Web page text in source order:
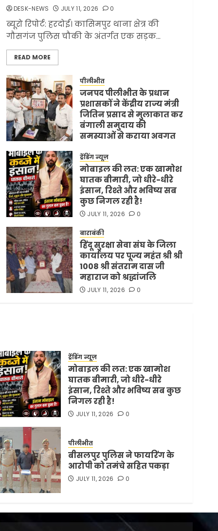
JUNE 1, 2026
3
लेख
वेतन, फिर जनता से अभद्र
व्यवहार क्यों?
JUNE 1, 2026 0
4
ट्रेंडिंग न्यूज़ विदेश
अमेरिका ने फिर से ईरान को
युद्ध समाप्त करने के लिए
भेजी अपनी 5 शर्तें
MAY 18, 2026 0
5
टॉप न्यूज़ ट्रेंडिंग न्यूज़
भारत-अमेरिका व्यापार
FEBRUARY 3, 2026
DESK-NEWS JULY 11, 2026 0
ब्यूरो रिपोर्ट: हरदोई। कासिमपुर थाना क्षेत्र की
गौसगंज पुलिस चौकी के अंतर्गत एक सड़क...
READ MORE
पीलीभीत
जनपद पीलीभीत के प्रधान
प्रशासकों ने केंद्रीय राज्य मंत्री
जितिन प्रसाद से मुलाकात कर
बंगाली समुदाय की
समस्याओं से कराया अवगत
ट्रेंडिंग न्यूज़
मोबाइल की लत: एक खामोश
घातक बीमारी, जो धीरे-धीरे
इंसान, रिश्ते और भविष्य सब
कुछ निगल रही है!
JULY 11, 2026 0
बाराबंकी
हिंदू सुरक्षा सेवा संघ के जिला
कार्यालय पर पूज्य महंत श्री श्री
1008 श्री संतराम दास जी
महाराज को श्रद्धांजलि
JULY 11, 2026 0
ट्रेंडिंग न्यूज़
मोबाइल की लत: एक खामोश
घातक बीमारी, जो धीरे-धीरे
इंसान, रिश्ते और भविष्य सब कुछ
निगल रही है!
JULY 11, 2026 0
पीलीभीत
बीसलपुर पुलिस ने फायरिंग के
आरोपी को तमंचे सहित पकड़ा
JULY 11, 2026 0